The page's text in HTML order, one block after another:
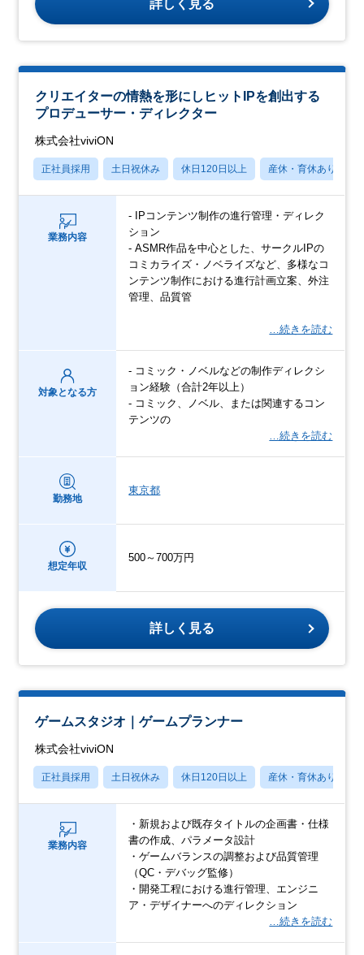
詳しく見る
クリエイターの情熱を形にしヒットIPを創出する
プロデューサー・ディレクター
株式会社viviON
正社員採用 土日祝休み 休日120日以上 産休・育休あり
業務内容
- IPコンテンツ制作の進行管理・ディレク
ション
- ASMR作品を中心とした、サークルIPの
コミカライズ・ノベライズなど、多様なコ
ンテンツ制作における進行計画立案、外注
管理、品質管
…続きを読む
対象となる方
- コミック・ノベルなどの制作ディレクシ
ョン経験（合計2年以上）
- コミック、ノベル、または関連するコン
テンツの
…続きを読む
勤務地
東京都
想定年収
500～700万円
詳しく見る
ゲームスタジオ｜ゲームプランナー
株式会社viviON
正社員採用 土日祝休み 休日120日以上 産休・育休あり
業務内容
・新規および既存タイトルの企画書・仕様
書の作成、パラメータ設計
・ゲームバランスの調整および品質管理
（QC・デバッグ監修）
・開発工程における進行管理、エンジニ
ア・デザイナーへのディレクション
…続きを読む